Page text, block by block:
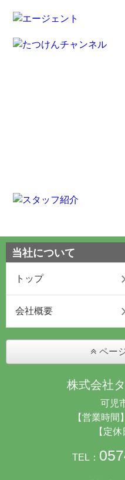
当社について
トップ
会社概要
ペー
株式会社
可児
【営業時
【定
TEL：